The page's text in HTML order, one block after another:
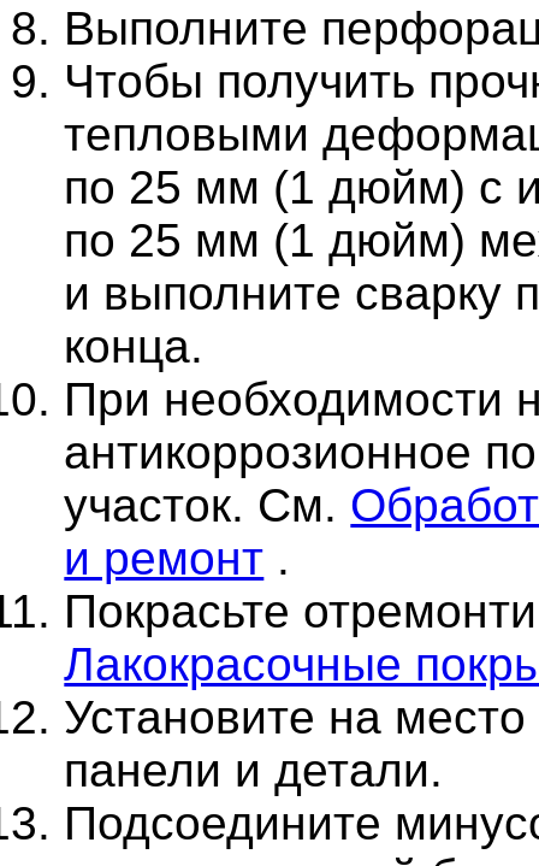
Выполните
Чтобы получить
тепловыми
по 25 мм (1 дюйм) с
по 25 мм (1 дюйм)
и выполните
конца.
При необходимости
антикоррозионное
участок. См.
и ремонт .
Покрасьте
Лакокрасочные
Установите на
панели и детали.
Подсоедините